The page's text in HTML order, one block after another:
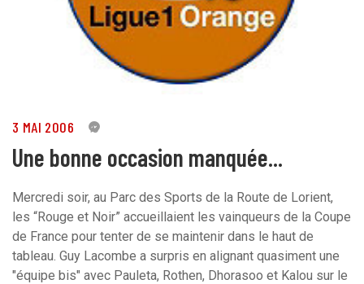
3 MAI 2006 0
Une bonne occasion manquée...
Mercredi soir, au Parc des Sports de la Route de Lorient,
les “Rouge et Noir” accueillaient les vainqueurs de la Coupe
de France pour tenter de se maintenir dans le haut de
tableau. Guy Lacombe a surpris en alignant quasiment une
"équipe bis" avec Pauleta, Rothen, Dhorasoo et Kalou sur le